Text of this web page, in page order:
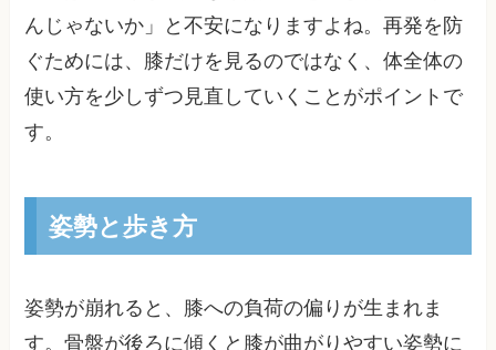
んじゃないか」と不安になりますよね。再発を防
ぐためには、膝だけを見るのではなく、体全体の
使い方を少しずつ見直していくことがポイントで
す。
姿勢と歩き方
姿勢が崩れると、膝への負荷の偏りが生まれま
す。骨盤が後ろに傾くと膝が曲がりやすい姿勢に